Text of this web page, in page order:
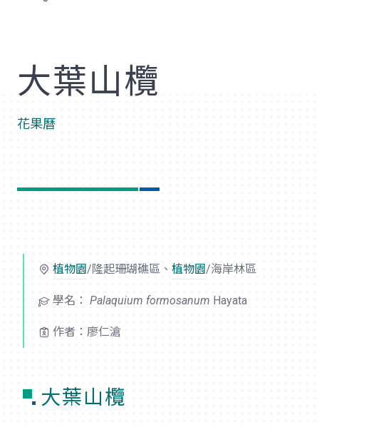
大葉山欖
花果曆
植物園/隆起珊瑚礁區、 植物園/海岸林區
學名： Palaquium formosanum Hayata
作者：廖仁滄
大葉山欖